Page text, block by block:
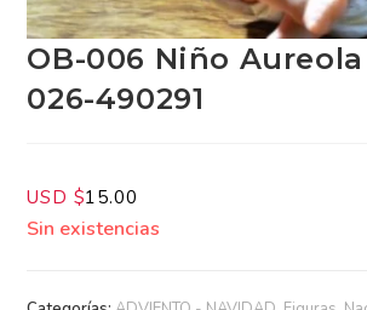
OB-006 Niño Aureola
026-490291
USD $15.00
Sin existencias
Categorías: ADVIENTO - NAVIDAD Figuras